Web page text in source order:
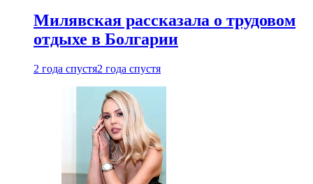
Милявская рассказала о трудовом
отдыхе в Болгарии
2 года спустя2 года спустя